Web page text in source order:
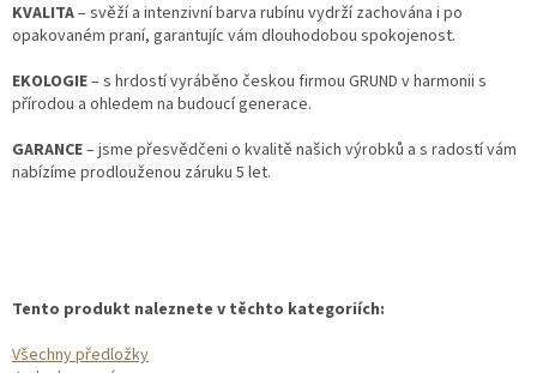
KVALITA– svěží a intenzivní barva rubínu vydrží zachována i po
opakovaném praní, garantujíc vám dlouhodobou spokojenost.
EKOLOGIE– s hrdostí vyráběno českou firmou GRUND v harmonii s
přírodou a ohledem na budoucí generace.
GARANCE– jsme přesvědčeni o kvalitě našich výrobků a s radostí vám
nabízíme prodlouženou záruku 5 let.
Tento produkt naleznete v těchto kategoriích:
Všechny předložky